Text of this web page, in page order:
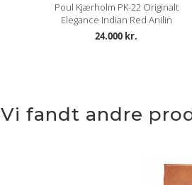
Poul Kjærholm PK-22 Originalt
Elegance Indian Red Anilin
24.000 kr.
Vi fandt andre